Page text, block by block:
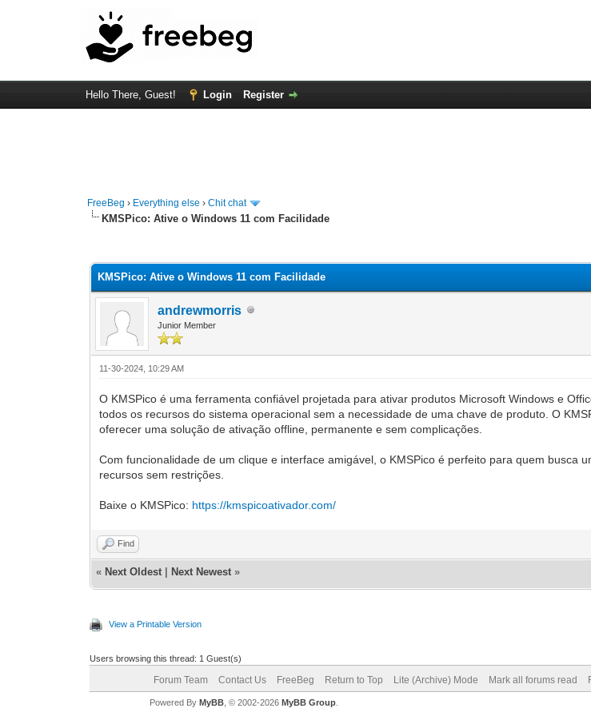
Hello There, Guest! Login Register
FreeBeg › Everything else ›Chit chat
KMSPico: Ative o Windows 11 com Facilidade
KMSPico: Ative o Windows 11 com Facilidade
andrewmorris
Junior Member
11-30-2024, 10:29 AM
O KMSPico é uma ferramenta confiável projetada para ativar produtos Microsoft Windows e
todos os recursos do sistema operacional sem a necessidade de uma chave de produto. O
oferecer uma solução de ativação offline, permanente e sem complicações.
Com funcionalidade de um clique e interface amigável, o KMSPico é perfeito para quem busca
recursos sem restrições.
Baixe o KMSPico: https://kmspicoativador.com/
Find
« Next Oldest Next Newest »
View a Printable Version
Users browsing this thread: 1 Guest(s)
Forum Team Contact Us FreeBeg Return to Top Lite (Archive) Mode Mark all forums read
Powered By MyBB, © 2002-2026 MyBB Group.